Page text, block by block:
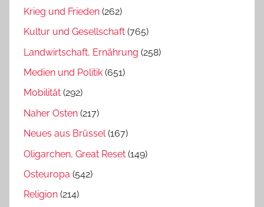
Krieg und Frieden (262)
Kultur und Gesellschaft (765)
Landwirtschaft, Ernährung (258)
Medien und Politik (651)
Mobilität (292)
Naher Osten (217)
Neues aus Brüssel(167)
Oligarchen, Great Reset (149)
Osteuropa (542)
Religion (214)